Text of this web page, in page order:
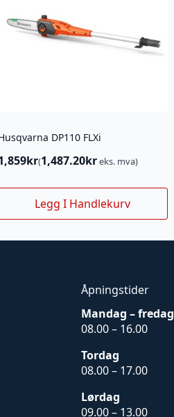
DP110 FLXi
kr(1,487.20kreks. mva)
Legg I Handlekurv
Åpningstider
Mandag – fredag
08.00 – 16.00
Tordag
08.00 – 17.00
Lørdag
09.00 – 13.00